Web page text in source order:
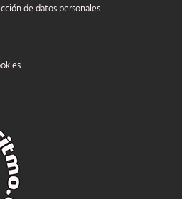
de datos personales